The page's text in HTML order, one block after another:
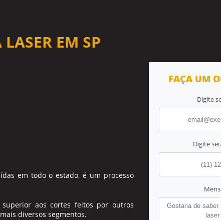
LASER EM SP
em todo o estado, é um processo
aos cortes feitos por outros
diversos segmentos.
FAÇA UM
Digite
Digite